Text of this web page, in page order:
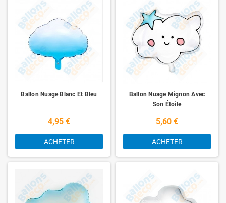
Ballon Nuage Blanc Et Bleu
4,95 €
ACHETER
Ballon Nuage Mignon Avec
Son Étoile
5,60 €
ACHETER